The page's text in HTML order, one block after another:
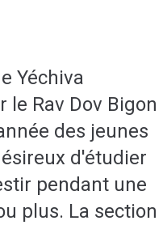
Yéchiva
le Rav Dov Bigon
des jeunes
d'étudier
pendant une
plus. La section